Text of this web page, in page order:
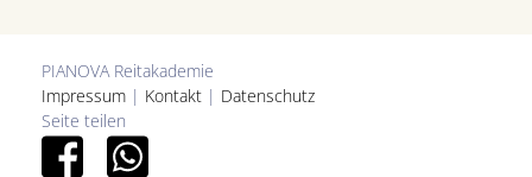
PIANOVA Reitakademie
Impressum | Kontakt | Datenschutz
Seite teilen